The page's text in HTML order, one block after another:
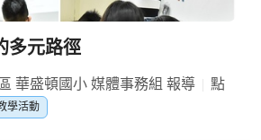
多元路徑
華盛頓國小 媒體事務組 報導
點
學活動